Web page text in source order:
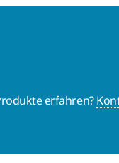
erfahren?